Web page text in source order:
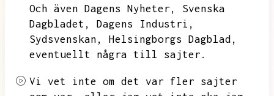
Och även Dagens Nyheter,
Svenska
Dagbladet,
Dagens Industri,
Sydsvenskan,
Helsingborgs Dagblad,
eventuellt några till sajter.
Vi vet inte om det var fler sajter